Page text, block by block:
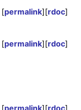
[permalink][rdoc]
[permalink][rdoc]
[permalink][rdoc]